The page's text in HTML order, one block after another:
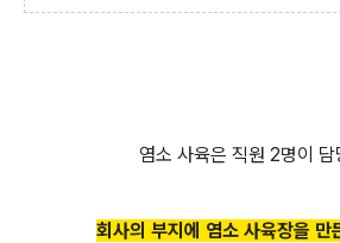
염소 사육은 직원 2명이 담
회사의 부지에 염소 사육장을 만